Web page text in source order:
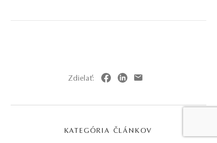
Zdielať:
KATEGÓRIA ČLÁNKOV